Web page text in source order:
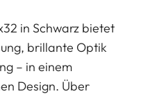
in Schwarz bietet
brillante Optik
– in einem
Design. Über